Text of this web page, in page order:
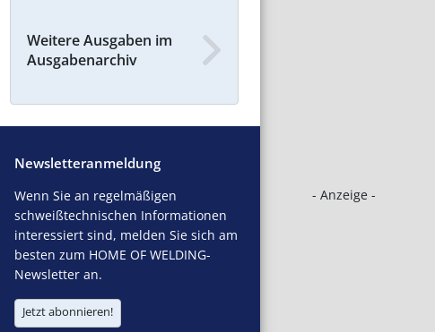
- Anzeige -
Weitere Ausgaben im
Ausgabenarchiv
Newsletteranmeldung
Wenn Sie an regelmäßigen
schweißtechnischen Informationen
interessiert sind, melden Sie sich am
besten zum HOME OF WELDING-
Newsletter an.
Jetzt abonnieren!